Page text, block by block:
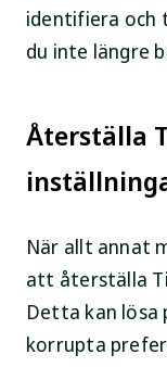
identifiera och
du inte längre
Återställa
När allt annat
att återställa
Detta kan lösa
korrupta